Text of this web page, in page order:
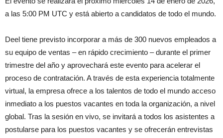
a las 5:00 PM UTC y está abierto a candidatos de todo el mundo.
Deel tiene previsto incorporar a más de 300 nuevos empleados a
su equipo de ventas – en rápido crecimiento – durante el primer
trimestre del año y aprovechará este evento para acelerar el
proceso de contratación. A través de esta experiencia totalmente
virtual, la empresa ofrece a los talentos de todo el mundo acceso
inmediato a los puestos vacantes en toda la organización, a nivel
global. Tras la sesión en vivo, se invitará a todos los asistentes a
postularse para los puestos vacantes y se ofrecerán entrevistas